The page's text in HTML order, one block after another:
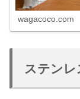
wagacoco.com
ステンレ